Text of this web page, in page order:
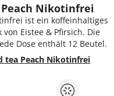
Peach Nikotinfrei
ist ein koffeinhaltiges
Eistee & Pfirsich. Die
Dose enthält 12 Beutel.
tea Peach Nikotinfrei